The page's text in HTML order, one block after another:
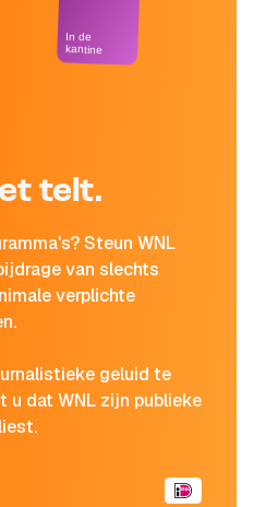
telt.
Steun WNL
van slechts
verplichte
geluid te
u dat WNL zijn publieke
In de
kantine